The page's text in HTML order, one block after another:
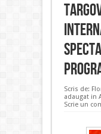
Scris de:
adaugat in
Scrie un